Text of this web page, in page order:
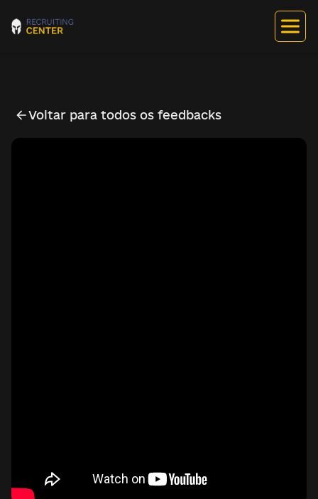
Voltar para todos os feedbacks